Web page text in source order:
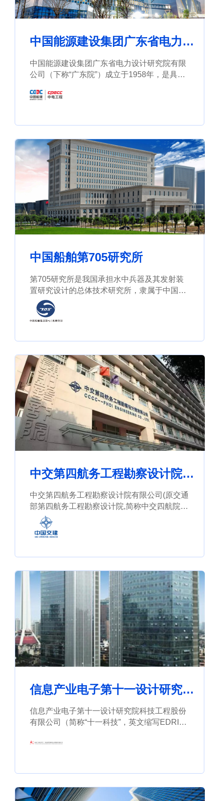
中国能源建设集团广东省电力设
中国能源建设集团广东省电力设计研究院有限
公司（下称“广东院”）成立于1958年，是具有
也是广东省人民政府决策咨询顾问单位。
中国船舶第705研究所
第705研究所是我国承担水中兵器及其发射装
置研究设计的总体技术研究所，隶属于中国船
舶重工集团公司。
中交第四航务工程勘察设计院有
中交第四航务工程勘察设计院有限公司(原交通
部第四航务工程勘察设计院,简称中交四航院)
创建于1964年,是中国交通建设股份有限公司
的全资子公司。
信息产业电子第十一设计研究院
信息产业电子第十一设计研究院科技工程股份
有限公司（简称“十一科技”，英文缩写EDRI）
票编号：600667）的全资子公司，是一家专业